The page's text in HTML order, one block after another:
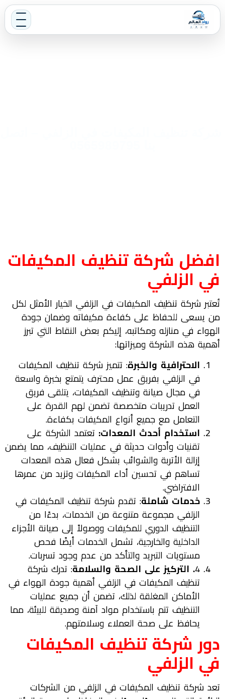
افضل شركة تنظيف المكيفات
في الزلفي
تُعتبر شركة تنظيف المكيفات في الزلفي الخيار الأمثل لكل
من يسعى للحفاظ على كفاءة مكيفاته وضمان جودة
الهواء في منازله ومكاتبه، إليكم بعض النقاط التي تبرز
أهمية هذه الشركة وميزاتها:
الاحترافية والخبرة: تتميز شركة تنظيف المكيفات
في الزلفي بفريق عمل محترف يتمتع بخبرة واسعة
في مجال صيانة وتنظيف المكيفات، يتلقى فريق
العمل تدريبات متخصصة تضمن لهم القدرة على
التعامل مع جميع أنواع المكيفات بكفاءة.
استخدام أحدث المعدات: تعتمد الشركة على
تقنيات وأدوات حديثة في عمليات التنظيف، مما يضمن
إزالة الأتربة والشوائب بشكل فعال هذه المعدات
تساهم في تحسين أداء المكيفات وتزيد من عمرها
الافتراضي.
خدمات شاملة: تقدم شركة تنظيف المكيفات في
الزلفي مجموعة متنوعة من الخدمات، بدءًا من
التنظيف الدوري للمكيفات ووصولاً إلى صيانة الأجزاء
الداخلية والخارجية، تشمل الخدمات أيضًا فحص
مستويات التبريد والتأكد من عدم وجود تسربات.
4. التركيز على الصحة والسلامة: تدرك شركة
تنظيف المكيفات في الزلفي أهمية جودة الهواء في
الأماكن المغلقة لذلك، تضمن أن جميع عمليات
التنظيف تتم باستخدام مواد آمنة وصديقة للبيئة، مما
يحافظ على صحة العملاء وسلامتهم.
دورشركة تنظيف المكيفات
فيالزلفي
تعد شركة تنظيف المكيفات في الزلفي من الشركات